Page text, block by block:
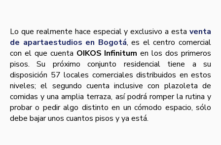
Lo que realmente hace especial y exclusivo a esta venta
de apartaestudios en Bogotá, es el centro comercial
con el que cuenta OIKOS Infinitum en los dos primeros
pisos. Su próximo conjunto residencial tiene a su
disposición 57 locales comerciales distribuidos en estos
niveles; el segundo cuenta inclusive con plazoleta de
comidas y una amplia terraza, así podrá romper la rutina y
probar o pedir algo distinto en un cómodo espacio, sólo
debe bajar unos cuantos pisos y ya está.